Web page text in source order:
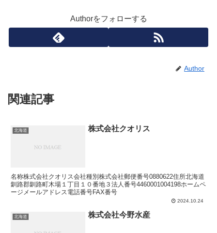
Authorをフォローする
Author
関連記事
北海道 株式会社クオリス
名称株式会社クオリス会社種別株式会社郵便番号0880622住所北海道
釧路郡釧路町木場１丁目１０番地３法人番号4460001004198ホームペ
ージメールアドレス電話番号FAX番号
2024.10.24
北海道 株式会社今野水産